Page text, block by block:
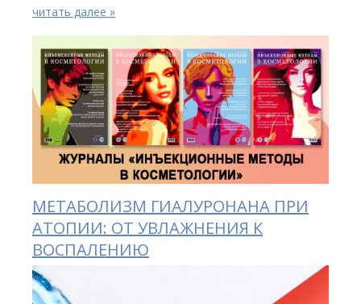
читать далее »
МЕТАБОЛИЗМ ГИАЛУРОНАНА ПРИ
АТОПИИ: ОТ УВЛАЖНЕНИЯ К
ВОСПАЛЕНИЮ